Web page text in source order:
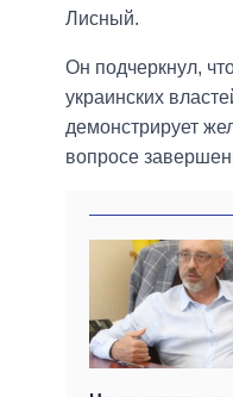
Лисный.
Он подчеркнул,
украинских
демонстрирует
вопросе